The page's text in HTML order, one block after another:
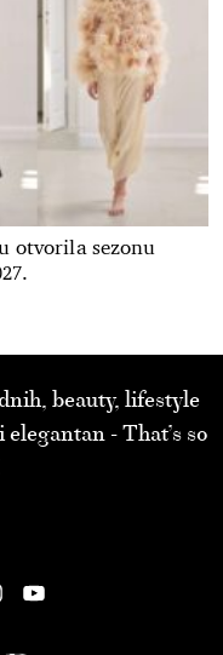
otvorila sezonu
beauty, lifestyle
- That’s so